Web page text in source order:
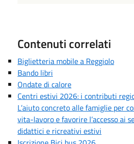
Contenuti correlati
Biglietteria mobile a Reggiolo
Bando libri
Ondate di calore
Centri estivi 2026: i contributi
L’aiuto concreto alle famiglie per
vita-lavoro e favorire l’accesso ai
didattici e ricreativi estivi